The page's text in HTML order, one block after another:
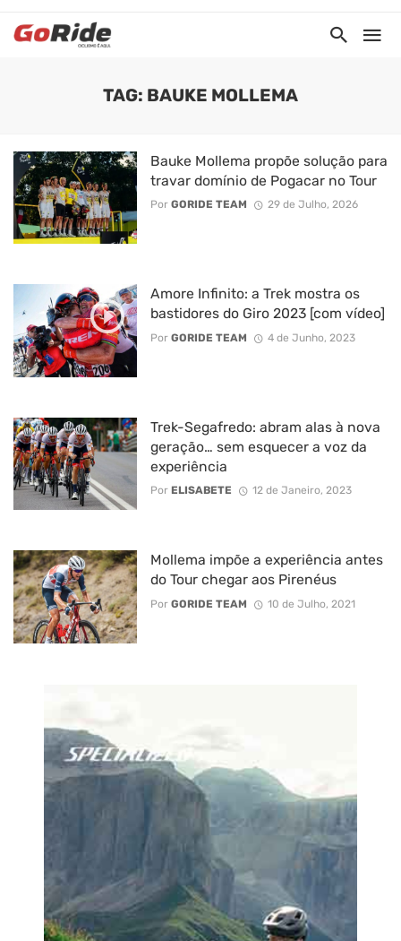
TAG: BAUKE MOLLEMA
Bauke Mollema propõe solução para
travar domínio de Pogacar no Tour
Por GORIDE TEAM 29 de Julho, 2026
Amore Infinito: a Trek mostra os
bastidores do Giro 2023 [com vídeo]
Por GORIDE TEAM 4 de Junho, 2023
Trek-Segafredo: abram alas à nova
geração… sem esquecer a voz da
experiência
Por ELISABETE 12 de Janeiro, 2023
Mollema impõe a experiência antes
do Tour chegar aos Pirenéus
Por GORIDE TEAM 10 de Julho, 2021